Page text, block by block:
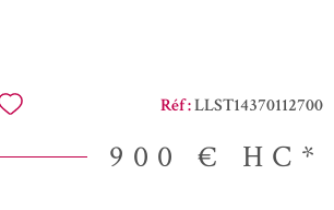
de 3 chambres , parfaites pour une
À l’extérieur, vous profiterez d’un terrain
terrasse couverte , idéale pour vos repas et
toute saison. Côté équipements, le bien
économiques et écologiques : chauffe-eau
solaire chauffage par pompe à chaleur double
Maison louée meublée (prête à vivre) ? 3
Réf :LLST14370112700
900 € HC*